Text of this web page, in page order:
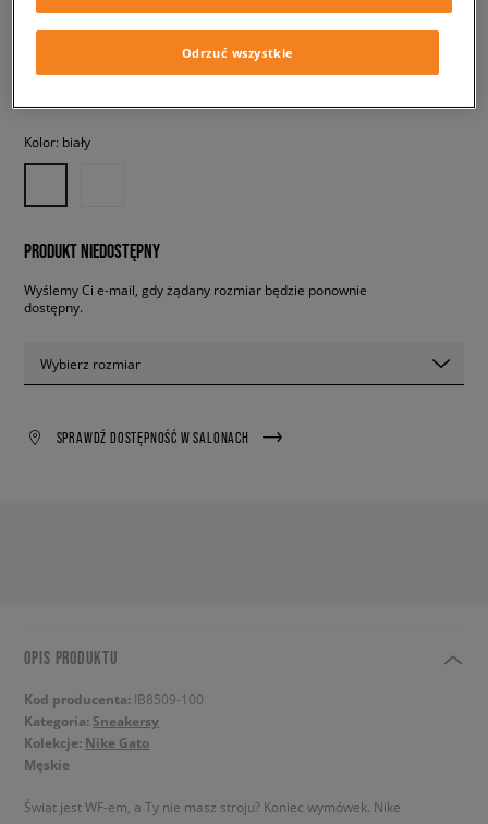
Kolor: biały
PRODUKT NIEDOSTĘPNY
Wyślemy Ci e-mail, gdy żądany rozmiar będzie ponownie
dostępny.
Wybierz rozmiar
SPRAWDŹ DOSTĘPNOŚĆ W SALONACH
OPIS PRODUKTU
Kod producenta: IB8509-100
Kategoria: Sneakersy
Kolekcje: Nike Gato
Męskie
Świat jest WF-em, a Ty nie masz stroju? Koniec wymówek. Nike
Odrzuć wszystkie